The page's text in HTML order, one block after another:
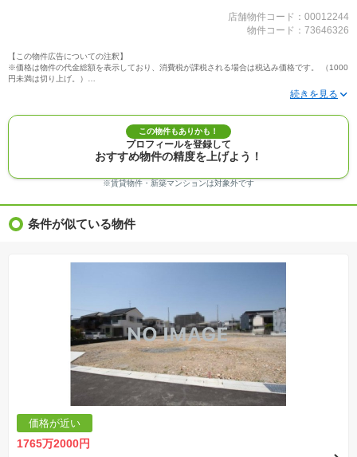
店舗物件コード：00012244
物件コード：73646326
【この物件広告についての注釈】
※価格は物件の代金総額を表示しており、消費税が課税される場合は税込み価格です。 （1000
円未満は切り上げ。）
※写真に写っている、またはパース（絵）や間取り図に描かれている家具や車などは、特にコ
※建築条件付き土地価格には、建物価格は含まれません。
※物件情報は、原則として情報提供日の２日前に最終確認した情報です。
※完成予想図はいずれも外構、植栽、外観等実際のものとは多少異なることがあります。
※モデルルーム・モデルハウス・展示場・ショールームの画像の場合、今回販売の物件と異な
※ＣＧ合成の画像の場合、実際とは多少異なる場合があります。
※物件特徴：販売戸数が複数の物件は、全ての住戸に該当しない項目もあります。
※価格更新：物件価格が変更された日から１週間表示されます。
とは限りません。また建築請負会社を特定するものではありません。
※建築条件付き土地とは、その土地に建築する建物の建築請負契約が、一定期間内に成立する
ことを条件として売買される土地のことをいいます。建築請負契約成立に向けて設計プランを
協議するため、土地購入者が自己の希望する建物の設計協議をするために必要な相当の期間の
交渉期間が設定され、その期間内で希望を満たすプランが実現できたかどうかにより結論を出
します。なお、この期間は概ね3ヶ月程度とされています。納得のいくプランが出来ず、建築請
負契約が成立しない場合、土地売買契約は白紙に戻り、土地契約にかかった代金（土地代金、
手付金など）は名目のいかんに関わらず、全て返却されます。
※課税対象物件の「価格」や「費用等」は消費税込みの「総額表示」で統一しています。
※「本体価格」とは、課税対象物件においては「消費税を除いた建物価格」と「土地価格」の
合計額を指します。
表示されておりません。
この物件もありかも！
プロフィールを登録して
おすすめ物件の精度を上げよう！
※賃貸物件・新築マンションは対象外です
条件が似ている物件
価格が近い
1765万2000円